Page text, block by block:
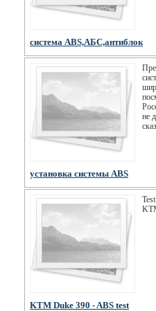
система ABS,АБС,антиблок
не
установка системы ABS
KTM Duke 390 - ABS test